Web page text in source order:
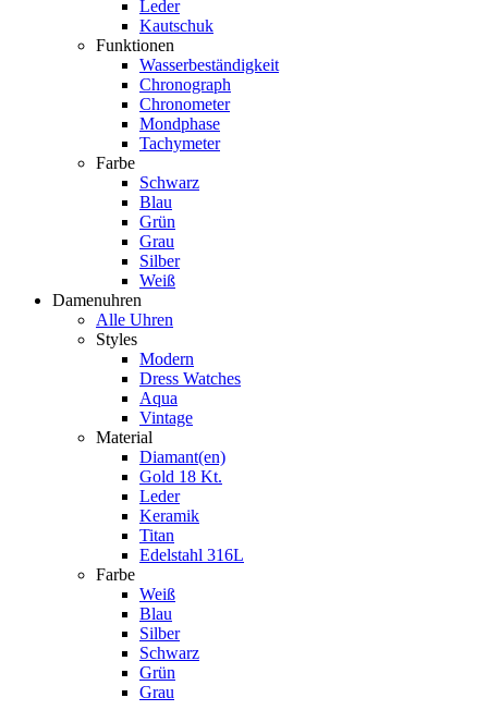
Leder
Kautschuk
Funktionen
Wasserbeständigkeit
Chronograph
Chronometer
Mondphase
Tachymeter
Farbe
Schwarz
Blau
Grün
Grau
Silber
Weiß
Damenuhren
Alle Uhren
Styles
Modern
Dress Watches
Aqua
Vintage
Material
Diamant(en)
Gold 18 Kt.
Leder
Keramik
Titan
Edelstahl 316L
Farbe
Weiß
Blau
Silber
Schwarz
Grün
Grau